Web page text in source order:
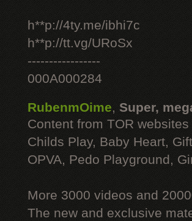
h**p://4ty.me/ibhi7c
h**p://tt.vg/URoSx
-----------------
000A000284
RubenmOime, Super,
Content from TOR
Childs Play, Baby Heart,
OPVA, Pedo Playground,
More 3000 videos and
The new and exclusive